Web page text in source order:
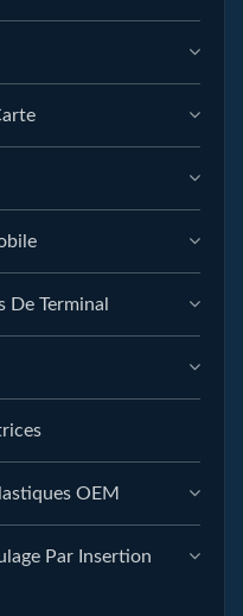
Terminal
OEM
Par Insertion